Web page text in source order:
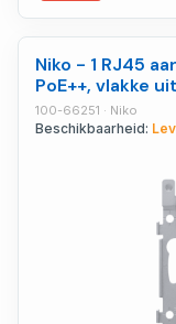
Niko - 1 RJ45
PoE++, vlakke
100-66251 · Niko
Beschikbaarheid: